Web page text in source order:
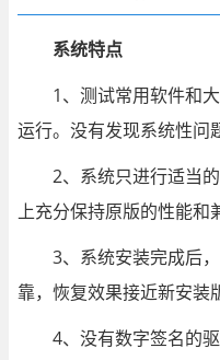
系统特点
1、测试常用软件和大
运行。没有发现系统性问
2、系统只进行适当的
上充分保持原版的性能和
3、系统安装完成后，
靠，恢复效果接近新安装
4、没有数字签名的驱